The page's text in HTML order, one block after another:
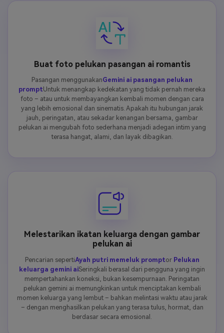
Buat foto pelukan pasangan ai romantis
Pasangan menggunakanGemini ai pasangan pelukan
promptUntuk menangkap kedekatan yang tidak pernah mereka
foto – atau untuk membayangkan kembali momen dengan cara
yang lebih emosional dan sinematis. Apakah itu hubungan jarak
jauh, peringatan, atau sekadar kenangan bersama, gambar
pelukan ai mengubah foto sederhana menjadi adegan intim yang
terasa hangat, alami, dan layak dibagikan.
Melestarikan ikatan keluarga dengan gambar
pelukan ai
Pencarian sepertiAyah putri memeluk promptor Pelukan
keluarga gemini aiSeringkali berasal dari pengguna yang ingin
mempertahankan koneksi, bukan kesempurnaan. Peringatan
pelukan gemini ai memungkinkan untuk menciptakan kembali
momen keluarga yang lembut – bahkan melintasi waktu atau jarak
– dengan menghasilkan pelukan yang terasa tulus, hormat, dan
berdasar secara emosional.